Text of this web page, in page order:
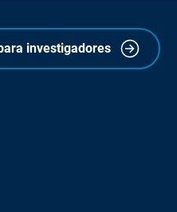
investigadores